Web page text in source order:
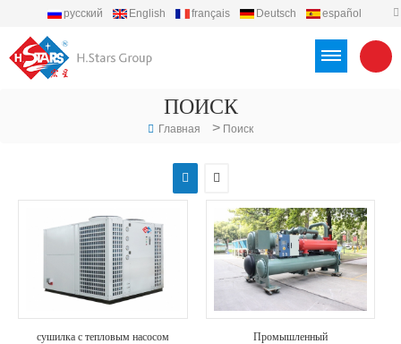
русский English français Deutsch
español
ПОИСК
Главная > Поиск
сушилка с тепловым насосом
Промышленный